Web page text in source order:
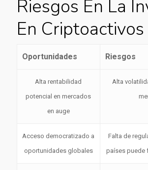
Riesgos En La
En Criptoactivos
Oportunidades Riesgos
Alta rentabilidad
potencial en mercados
en auge
Alta
Acceso democratizado a
oportunidades globales
Falta de
países puede